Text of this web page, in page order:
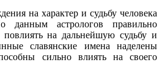
на характер и судьбу человека
данным астрологов правильно
на дальнейшую судьбу и
славянские имена наделены
сильно влиять на своего